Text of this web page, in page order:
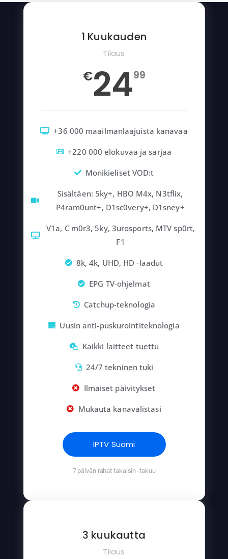
1 Kuukauden
Tilaus
€2499
+36 000 maailmanlaajuista kanavaa
+220 000 elokuvaa ja sarjaa
Monikieliset VOD:t
Sisältäen: 5ky+, HBO M4x, N3tflix,
P4ram0unt+, D1sc0very+, D1sney+
V1a, C m0r3, 5ky, 3urosports, MTV sp0rt,
F1
8k, 4k, UHD, HD -laadut
EPG TV-ohjelmat
Catchup-teknologia
Uusin anti-puskurointiteknologia
Kaikki laitteet tuettu
24/7 tekninen tuki
Ilmaiset päivitykset
Mukauta kanavalistasi
IPTV Suomi
7 päivän rahat takaisin -takuu
3 kuukautta
Tilaus